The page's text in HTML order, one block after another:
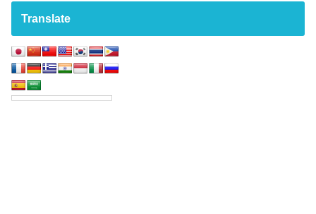
Translate